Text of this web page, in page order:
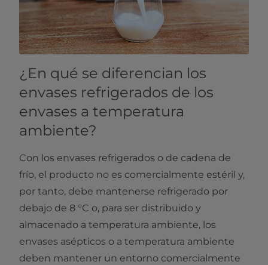
¿En qué se diferencian los
envases refrigerados de los
envases a temperatura
ambiente?
Con los envases refrigerados o de cadena de
frío, el producto no es comercialmente estéril y,
por tanto, debe mantenerse refrigerado por
debajo de 8 °C o, para ser distribuido y
almacenado a temperatura ambiente, los
envases asépticos o a temperatura ambiente
deben mantener un entorno comercialmente